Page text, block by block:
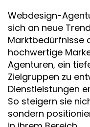
Webdesign-
sich an neue
Marktbedürfnisse
hochwertige
Agenturen, ein
Zielgruppen zu
Dienstleistungen
So steigern sie
sondern